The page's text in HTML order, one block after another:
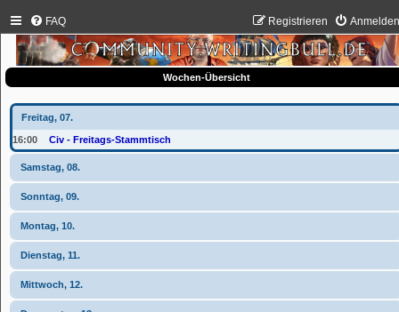
FAQ Registrieren
Wochen-Übersicht
Freitag, 07.
16:00 Civ - Freitags-Stammtisch
Samstag, 08.
Sonntag, 09.
Montag, 10.
Dienstag, 11.
Mittwoch, 12.